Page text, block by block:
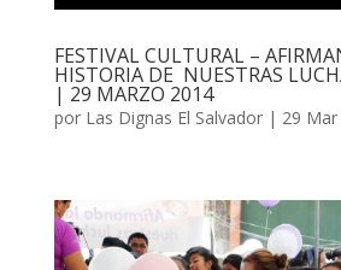
FESTIVAL CULTURAL –
HISTORIA DE NUESTRAS
| 29 MARZO 2014
por Las Dignas El Salvador| 29